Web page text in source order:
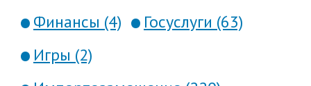
Финансы (4)
Госуслуги (63)
Игры (2)